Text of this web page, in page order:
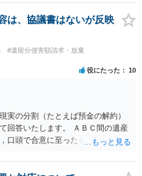
８９３条）。 弁護士に具体的な事
能か、実際に法律相談を受けるこ
は、協議書はないが反映
#遺留分侵害額請求・放棄
役にたった 10
実の分割（たとえば預金の解約）
回答いたします。 ＡＢＣ間の遺産
口頭で合意に至ったものであって
ためには，遺産分割協議書への署